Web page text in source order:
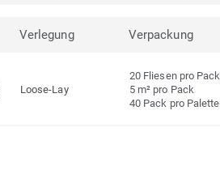
Verlegung Verpackung
Loose-Lay
20 Fliesen pro Pack
5 m² pro Pack
40 Pack pro Palette